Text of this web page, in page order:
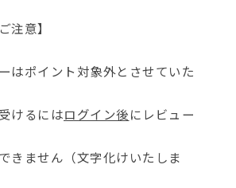
注意】
はポイント対象外とさせていた
けるにはログイン後にレビュー
きません（文字化けいたしま